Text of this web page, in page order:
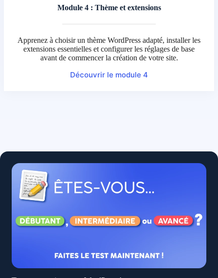
Module 4 : Thème et extensions
Apprenez à choisir un thème WordPress adapté, installer les
extensions essentielles et configurer les réglages de base
avant de commencer la création de votre site.
Découvrir le module 4